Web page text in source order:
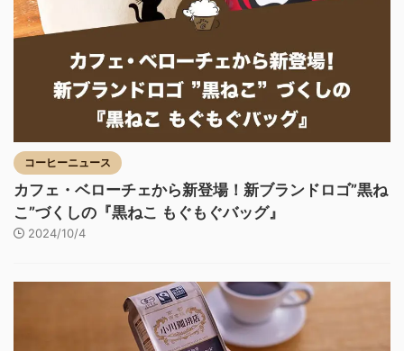
コーヒーニュース
カフェ・ベローチェから新登場！新ブランドロゴ”黒ね
こ”づくしの『黒ねこ もぐもぐバッグ』
2024/10/4